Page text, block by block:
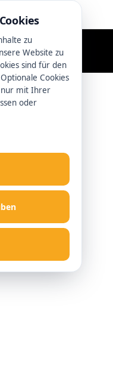
zu
Website zu
sind für den
Cookies
nur mit Ihrer
oder